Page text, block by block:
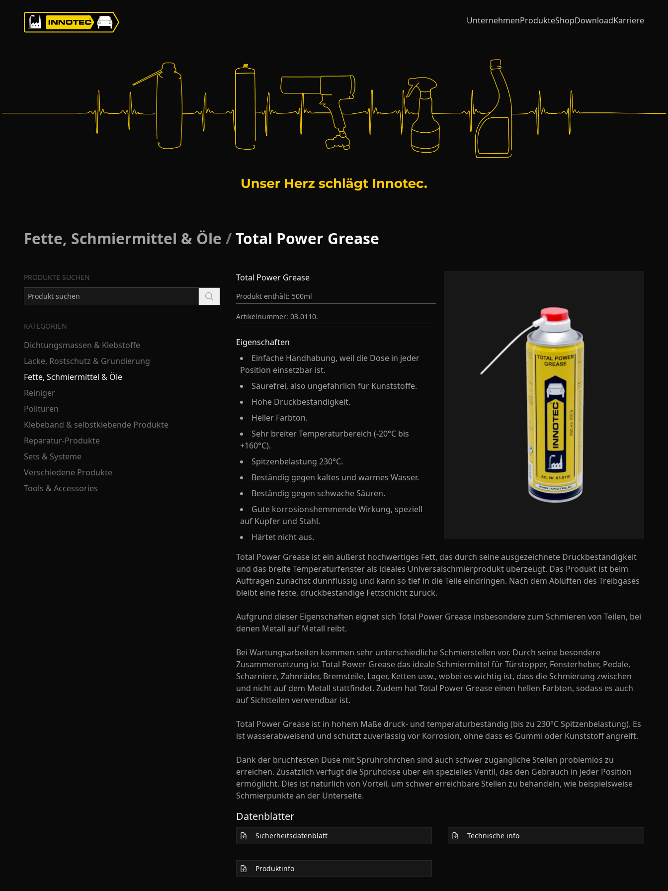
UnternehmenProdukteShopDownloadKarriere
Fette, Schmiermittel & Öle /Total Power Grease
PRODUKTE SUCHEN
KATEGORIEN
Dichtungsmassen & Klebstoffe
Lacke, Rostschutz & Grundierung
Fette, Schmiermittel & Öle
Reiniger
Polituren
Klebeband & selbstklebende Produkte
Reparatur-Produkte
Sets & Systeme
Verschiedene Produkte
Tools & Accessories
Total Power Grease
Produkt enthält: 500ml
Artikelnummer: 03.0110.
Eigenschaften
Einfache Handhabung, weil die Dose in jeder
Position einsetzbar ist.
Säurefrei, also ungefährlich für Kunststoffe.
Hohe Druckbeständigkeit.
Heller Farbton.
Sehr breiter Temperaturbereich (-20°C bis
+160°C).
Spitzenbelastung 230°C.
Beständig gegen kaltes und warmes Wasser.
Beständig gegen schwache Säuren.
Gute korrosionshemmende Wirkung, speziell
auf Kupfer und Stahl.
Härtet nicht aus.
Total Power Grease ist ein äußerst hochwertiges Fett, das durch seine ausgezeichnete Druckbeständigkeit
und das breite Temperaturfenster als ideales Universalschmierprodukt überzeugt. Das Produkt ist beim
Auftragen zunächst dünnflüssig und kann so tief in die Teile eindringen. Nach dem Ablüften des Treibgases
bleibt eine feste, druckbeständige Fettschicht zurück.
Aufgrund dieser Eigenschaften eignet sich Total Power Grease insbesondere zum Schmieren von Teilen, bei
denen Metall auf Metall reibt.
Bei Wartungsarbeiten kommen sehr unterschiedliche Schmierstellen vor. Durch seine besondere
Zusammensetzung ist Total Power Grease das ideale Schmiermittel für Türstopper, Fensterheber, Pedale,
Scharniere, Zahnräder, Bremsteile, Lager, Ketten usw., wobei es wichtig ist, dass die Schmierung zwischen
und nicht auf dem Metall stattfindet. Zudem hat Total Power Grease einen hellen Farbton, sodass es auch
auf Sichtteilen verwendbar ist.
Total Power Grease ist in hohem Maße druck- und temperaturbeständig (bis zu 230°C Spitzenbelastung). Es
ist wasserabweisend und schützt zuverlässig vor Korrosion, ohne dass es Gummi oder Kunststoff angreift.
Dank der bruchfesten Düse mit Sprühröhrchen sind auch schwer zugängliche Stellen problemlos zu
erreichen. Zusätzlich verfügt die Sprühdose über ein spezielles Ventil, das den Gebrauch in jeder Position
ermöglicht. Dies ist natürlich von Vorteil, um schwer erreichbare Stellen zu behandeln, wie beispielsweise
Schmierpunkte an der Unterseite.
Datenblätter
Sicherheitsdatenblatt Technische info
Produktinfo